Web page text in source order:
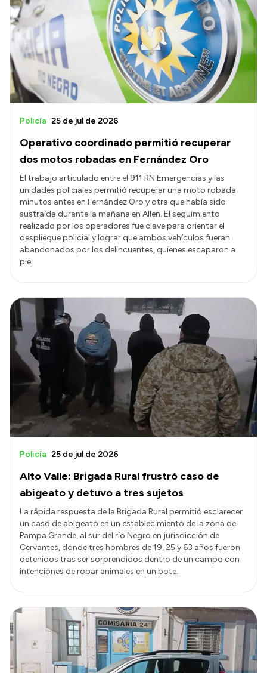
Operativo coordinado permitió recuperar
dos motos robadas en Fernández Oro
Policía 25 de jul de 2026
El trabajo articulado entre el 911 RN Emergencias y las
unidades policiales permitió recuperar una moto robada
minutos antes en Fernández Oro y otra que había sido
sustraída durante la mañana en Allen. El seguimiento
realizado por los operadores fue clave para orientar el
despliegue policial y lograr que ambos vehículos fueran
abandonados por los delincuentes, quienes escaparon a
pie.
Alto Valle: Brigada Rural frustró caso de
abigeato y detuvo a tres sujetos
Policía 25 de jul de 2026
La rápida respuesta de la Brigada Rural permitió esclarecer
un caso de abigeato en un establecimiento de la zona de
Pampa Grande, al sur del río Negro en jurisdicción de
Cervantes, donde tres hombres de 19, 25 y 63 años fueron
detenidos tras ser sorprendidos dentro de un campo con
intenciones de robar animales en un bote.